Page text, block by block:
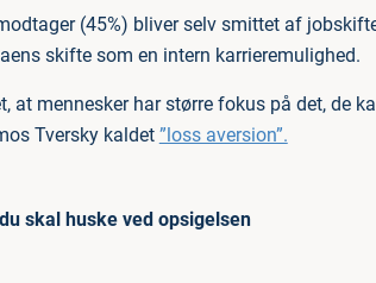
(45%) bliver selv smittet af
skifte som en intern karrieremulighed.
at mennesker har større fokus på det, de
Tversky kaldet ”loss aversion”.
skal huske ved opsigelsen